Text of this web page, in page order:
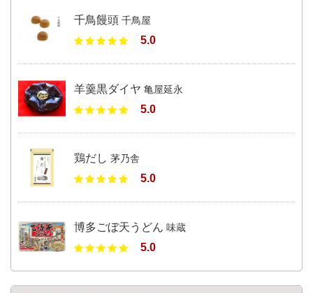
千鳥饅頭 千鳥屋
5.0
羊羹黒ダイヤ 亀屋延永
5.0
鶏だし 茅乃舎
5.0
博多ごぼ天うどん 味蔵
5.0